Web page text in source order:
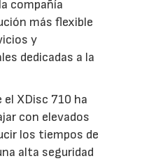
compañía
más flexible
y
dedicadas a la
XDisc 710 ha
con elevados
los tiempos de
alta seguridad